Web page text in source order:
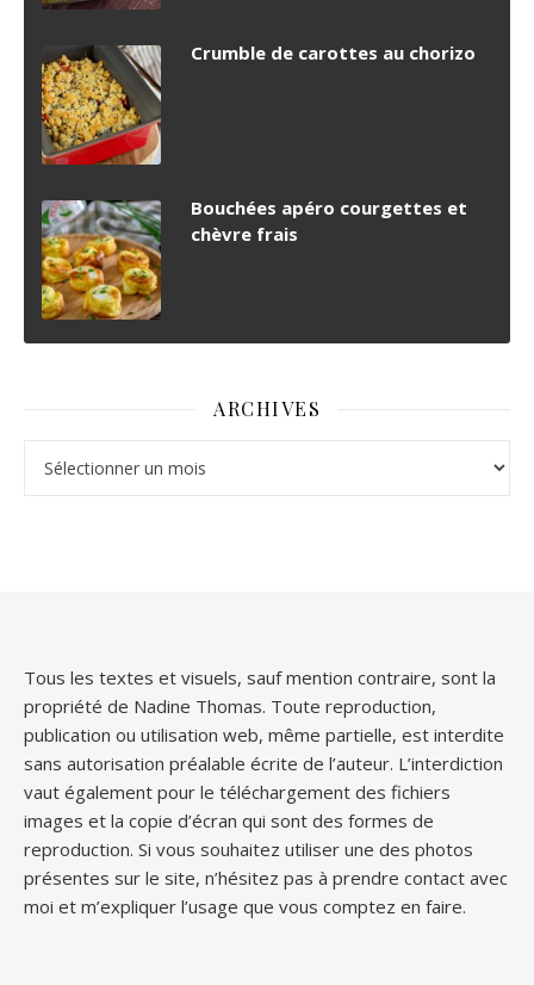
Crumble de carottes au chorizo
Bouchées apéro courgettes et
chèvre frais
ARCHIVES
Tous les textes et visuels, sauf mention contraire, sont la
propriété de Nadine Thomas. Toute reproduction,
publication ou utilisation web, même partielle, est interdite
sans autorisation préalable écrite de l’auteur. L’interdiction
vaut également pour le téléchargement des fichiers
images et la copie d’écran qui sont des formes de
reproduction. Si vous souhaitez utiliser une des photos
présentes sur le site, n’hésitez pas à prendre contact avec
moi et m’expliquer l’usage que vous comptez en faire.